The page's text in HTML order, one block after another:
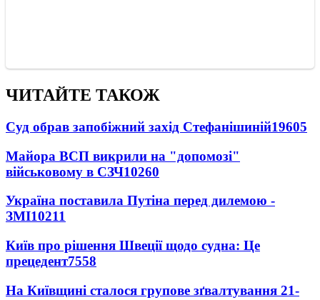
ЧИТАЙТЕ ТАКОЖ
Суд обрав запобіжний захід Стефанішиній19605
Майора ВСП викрили на "допомозі"
військовому в СЗЧ10260
Україна поставила Путіна перед дилемою -
ЗМІ10211
Київ про рішення Швеції щодо судна: Це
прецедент7558
На Київщині сталося групове зґвалтування 21-